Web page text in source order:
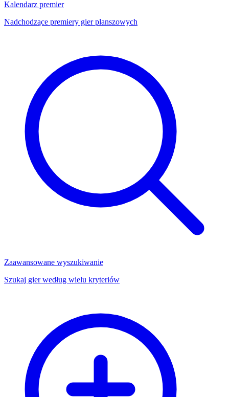
Kalendarz premier
Nadchodzące premiery gier planszowych
Zaawansowane wyszukiwanie
Szukaj gier według wielu kryteriów